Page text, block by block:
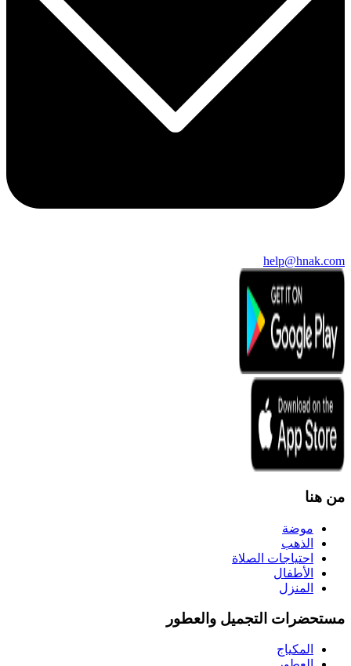
help@hnak.com
من هنا
موضة
الذهب
احتياجات الصلاة
الأطفال
المنزل
مستحضرات التجميل والعطور
المكياج